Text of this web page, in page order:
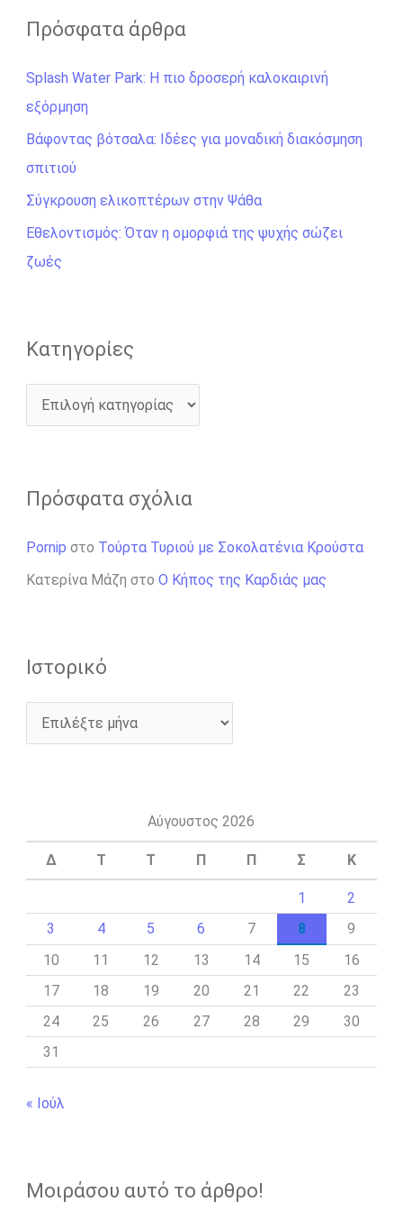
ζ
τ
η
σ
η
γ
ι
α
Πρόσφατα άρθρα
Splash Water Park: Η πιο δροσερή καλοκαιρινή
εξόρμηση
Βάφοντας βότσαλα: Ιδέες για μοναδική διακόσμηση
σπιτιού
Σύγκρουση ελικοπτέρων στην Ψάθα
Εθελοντισμός: Όταν η ομορφιά της ψυχής σώζει
ζωές
Kατηγορίες
Πρόσφατα σχόλια
Pornip στο Τούρτα Τυριού με Σοκολατένια Κρούστα
Κατερίνα Μάζη στο Ο Κήπος της Καρδιάς μας
Ιστορικό
Αύγουστος 2026
Δ Τ Τ Π Π Σ Κ
1
2
3
4 5 6 7 8
9
10
11 12 13 14 15
16
17
18 19 20 21 22
23
24
25 26 27 28 29
30
31
« Ιούλ
Μοιράσου αυτό το άρθρο!